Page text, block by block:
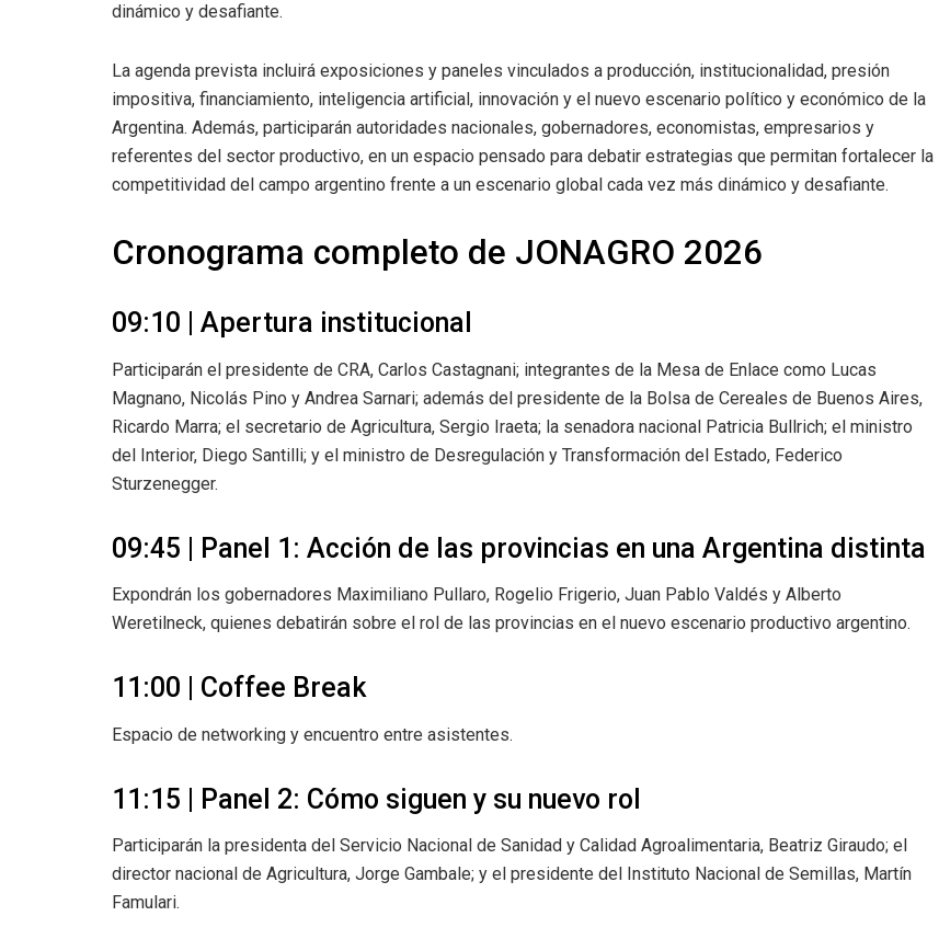
dinámico y desafiante.
La agenda prevista incluirá exposiciones y paneles vinculados a producción, institucionalidad, presión
impositiva, financiamiento, inteligencia artificial, innovación y el nuevo escenario político y económico de la
Argentina. Además, participarán autoridades nacionales, gobernadores, economistas, empresarios y
referentes del sector productivo, en un espacio pensado para debatir estrategias que permitan fortalecer la
competitividad del campo argentino frente a un escenario global cada vez más dinámico y desafiante.
Cronograma completo de JONAGRO 2026
09:10 | Apertura institucional
Participarán el presidente de CRA, Carlos Castagnani; integrantes de la Mesa de Enlace como Lucas
Magnano, Nicolás Pino y Andrea Sarnari; además del presidente de la Bolsa de Cereales de Buenos Aires,
Ricardo Marra; el secretario de Agricultura, Sergio Iraeta; la senadora nacional Patricia Bullrich; el ministro
del Interior, Diego Santilli; y el ministro de Desregulación y Transformación del Estado, Federico
Sturzenegger.
09:45 | Panel 1: Acción de las provincias en una Argentina distinta
Expondrán los gobernadores Maximiliano Pullaro, Rogelio Frigerio, Juan Pablo Valdés y Alberto
Weretilneck, quienes debatirán sobre el rol de las provincias en el nuevo escenario productivo argentino.
11:00 | Coffee Break
Espacio de networking y encuentro entre asistentes.
11:15 | Panel 2: Cómo siguen y su nuevo rol
Participarán la presidenta del Servicio Nacional de Sanidad y Calidad Agroalimentaria, Beatriz Giraudo; el
director nacional de Agricultura, Jorge Gambale; y el presidente del Instituto Nacional de Semillas, Martín
Famulari.